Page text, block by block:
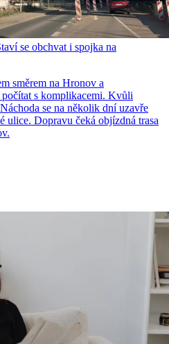
se obchvat i spojka na
směrem na Hronov a
s komplikacemi. Kvůli
se na několik dní uzavře
ulice. Dopravu čeká objízdná trasa